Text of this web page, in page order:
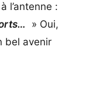
l’antenne :
» Oui,
bel avenir